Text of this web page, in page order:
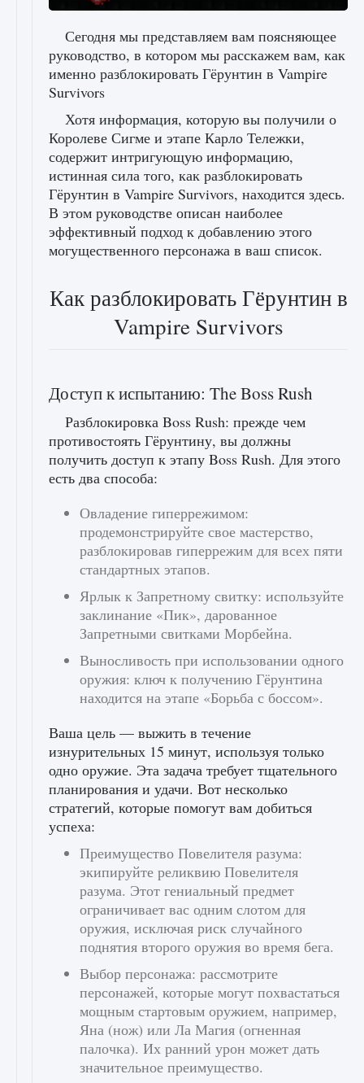
Сегодня мы представляем вам поясняющее
руководство, в котором мы расскажем вам, как
именно разблокировать Гёрунтин в Vampire
Survivors
Хотя информация, которую вы получили о
Королеве Сигме и этапе Карло Тележки,
содержит интригующую информацию,
истинная сила того, как разблокировать
Гёрунтин в Vampire Survivors, находится здесь.
В этом руководстве описан наиболее
эффективный подход к добавлению этого
могущественного персонажа в ваш список.
Как разблокировать Гёрунтин в
Vampire Survivors
Доступ к испытанию: The Boss Rush
Разблокировка Boss Rush: прежде чем
противостоять Гёрунтину, вы должны
получить доступ к этапу Boss Rush. Для этого
есть два способа:
Овладение гиперрежимом:
продемонстрируйте свое мастерство,
разблокировав гиперрежим для всех пяти
стандартных этапов.
Ярлык к Запретному свитку: используйте
заклинание «Пик», дарованное
Запретными свитками Морбейна.
Выносливость при использовании одного
оружия: ключ к получению Гёрунтина
находится на этапе «Борьба с боссом».
Ваша цель — выжить в течение
изнурительных 15 минут, используя только
одно оружие. Эта задача требует тщательного
планирования и удачи. Вот несколько
стратегий, которые помогут вам добиться
успеха:
Преимущество Повелителя разума:
экипируйте реликвию Повелителя
разума. Этот гениальный предмет
ограничивает вас одним слотом для
оружия, исключая риск случайного
поднятия второго оружия во время бега.
Выбор персонажа: рассмотрите
персонажей, которые могут похвастаться
мощным стартовым оружием, например,
Яна (нож) или Ла Магия (огненная
палочка). Их ранний урон может дать
значительное преимущество.